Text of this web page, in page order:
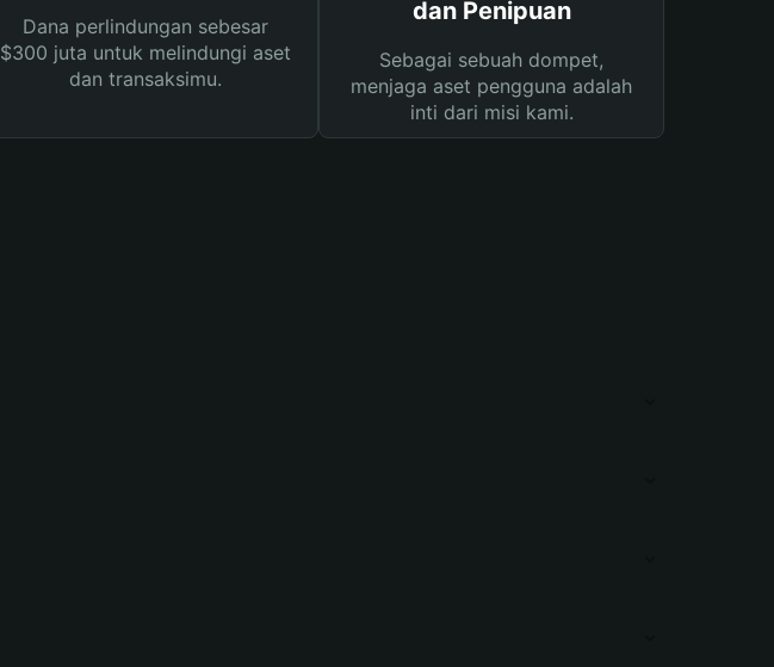
Dana perlindungan sebesar
$300 juta untuk melindungi aset
dan transaksimu.
dan Penipuan
Sebagai sebuah dompet,
menjaga aset pengguna adalah
inti dari misi kami.